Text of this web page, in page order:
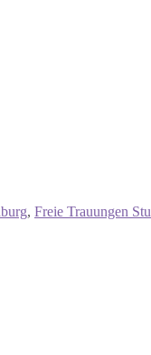
, Freie Trauungen